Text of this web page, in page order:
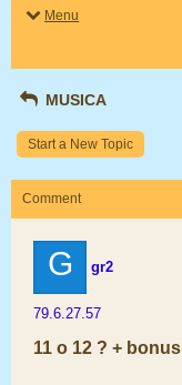
Menu
MUSICA
Start a New Topic
Comment
G gr2
79.6.27.57
11 o 12 ? + bonus